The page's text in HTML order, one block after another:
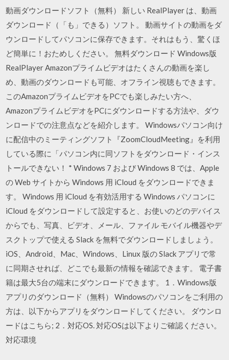
動画ダウンロードソフト（無料） 新しい RealPlayer は、動画
ダウンロード（「も」できる）ソフト。 動画サイトの動画をダ
ウンロードしてパソコンに保存できます。それはもう、驚くほ
ど簡単に！おためしください。 無料ダウンロード Windows版
RealPlayer Amazonプライムビデオはたくさんの動画を楽し
め、動画のダウンロードも可能、オフライン視聴もできます。
このAmazonプライムビデオをPCでも楽しみたい方へ、
AmazonプライムビデオをPCにダウンロードする方法や、ダウ
ンロードでの注意点などを紹介します。 Windowsパソコン向け
に配信中のミーティングソフト『ZoomCloudMeeting』を利用
している際に「パソコン内に同ソフトをダウンロード・インス
トールできない！ * Windows 7 および Windows 8 では、Apple
の Web サイトから Windows 用 iCloud をダウンロードできま
す。 Windows 用 iCloud を有効活用する Windows パソコンに
iCloud をダウンロードして設定すると、お使いのどのデバイス
からでも、写真、ビデオ、メール、ファイル モバイル機器やデ
スクトップで使える Slack を無料でダウンロードしましょう。
iOS、Android、Mac、Windows、Linux 版の Slack アプリで常
に同期させれば、どこでも最新の情報を確認できます。 電子書
籍は最大5台の端末にダウンロードできます。 1．Windows版
アプリのダウンロード（無料） Windowsのパソコンをご利用の
方は、以下からアプリをダウンロードしてください。 ダウンロ
ードはこちら; 2．対応OS. 対応OSは以下よりご確認ください。
対応環境